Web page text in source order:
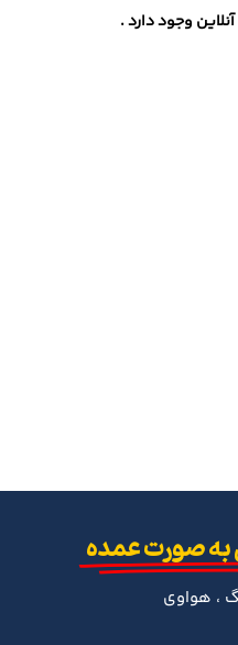
وجود دارد .
صورت عمده
، هواوی